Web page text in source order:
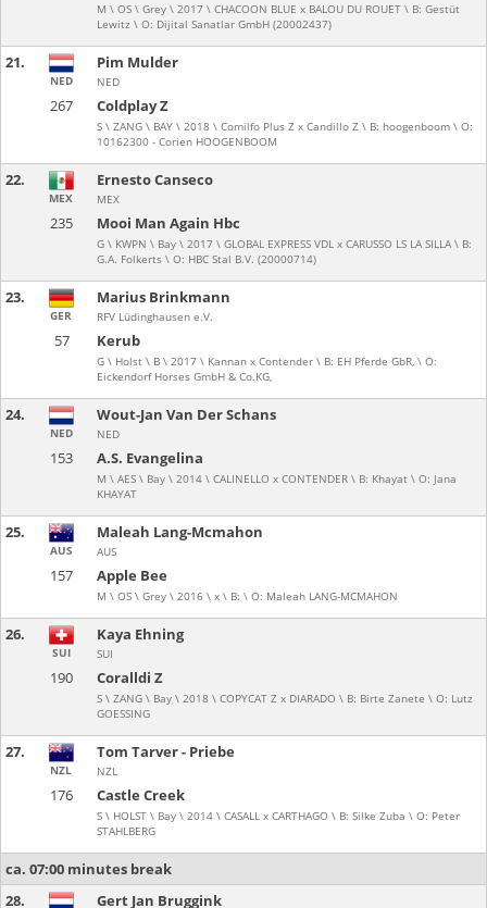
M \ OS \ Grey \ 2017 \ CHACOON BLUE x BALOU DU ROUET \ B: Gestüt
Lewitz \ O: Dijital Sanatlar GmbH (20002437)
21.
267 Coldplay Z
S \ ZANG \ BAY \ 2018 \ Comilfo Plus Z x Candillo Z \ B: hoogenboom \ O:
10162300 - Corien HOOGENBOOM
NED
Pim Mulder
NED
22.
235 Mooi Man Again Hbc
G \ KWPN \ Bay \ 2017 \ GLOBAL EXPRESS VDL x CARUSSO LS LA SILLA \ B:
G.A. Folkerts \ O: HBC Stal B.V. (20000714)
MEX
Ernesto Canseco
MEX
23.
57 Kerub
G \ Holst \ B \ 2017 \ Kannan x Contender \ B: EH Pferde GbR, \ O:
Eickendorf Horses GmbH & Co.KG,
GER
Marius Brinkmann
RFV Lüdinghausen e.V.
24.
153 A.S. Evangelina
M \ AES \ Bay \ 2014 \ CALINELLO x CONTENDER \ B: Khayat \ O: Jana
KHAYAT
NED
Wout-Jan Van Der Schans
NED
25.
157 Apple Bee
M \ OS \ Grey \ 2016 \ x \ B: \ O: Maleah LANG-MCMAHON
AUS
Maleah Lang-Mcmahon
AUS
26.
190 Coralldi Z
S \ ZANG \ Bay \ 2018 \ COPYCAT Z x DIARADO \ B: Birte Zanete \ O: Lutz
GOESSING
SUI
Kaya Ehning
SUI
27.
176 Castle Creek
S \ HOLST \ Bay \ 2014 \ CASALL x CARTHAGO \ B: Silke Zuba \ O: Peter
STAHLBERG
NZL
Tom Tarver - Priebe
NZL
ca. 07:00 minutes break
28.
Gert Jan Bruggink